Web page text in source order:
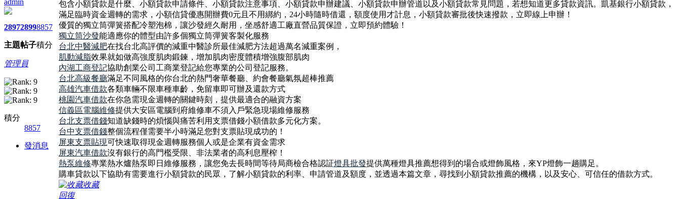
2897
主題
2899
帖子
8857
積分
管理員
積分
8857
發消息
包含小額貸款是什麼、小額貸款申請條件、小額貸款注意事項、小額貸款申辦建議、小額貸款申辦管道以及小額貸款常見問題，若想知道更多貸款資訊。凱基銀行小額貸款，
滿足臨時資金週轉的需求，小額信貸優惠開辦費0元且不用綁約，24小時隨時借還，額度使用才計息，小額貸款審批後快速撥款，立即線上申辦！
優質的獨立筒彈簧搭配冷塑泡棉，讓沙發經久耐用，坐感舒適工廠直營品質保證，立即預約體驗！
獨立筒沙發能適應你的體型由許多個獨立筒彈簧客製化服務
台北中醫減肥在找台北高評價的減重中醫診所最佳減肥方法超過萬名減重案例，
肌動減脂效果就如做高強度肌肉鍛鍊，增加肌肉密度體積增強腹部肌肉
內湖工商登記協助創業公司工商業登記給您專業的公司登記服務。
台北高級餐廳滿足不同風格的你台北的熱門奢華餐廳、約會餐廳氣氛超棒推薦
高雄汽車借款各類車輛不限車種車齡，免留車即可辦及還款方式
桃園汽車借款在你急需現金週轉的關鍵時刻，提供最適合的融資方案
信義區電腦維修提供大安區電腦到府維修車不須入戶緊急現場維修服務
台北支票借錢知道缺錢時的煩惱與痛苦利用支票借錢小額借款多元化方案。
台中支票借錢整個流程僅需要半小時滿足您對支票貼現成功的！
屏東支票貼現可快速取得現金週轉服務個人或是企業有資金需求
屏東汽車借款沒有銀行的高門檻受限、非法業者的高利息壓榨！
熱泵維修專業熱水爐熱泵即日維修服務，讓您免去長時間等待局商檢合格認証燈具批發提供萬種燈具推薦想得到的場合或燈飾風格，來YP燈飾一趟購足。
購車貸款以下協助有需要進行小額貸款的民眾，了解小額貸款的利率、申請管道及額度，並透過本篇文章，尋找到小額貸款推薦的機構，以及安心、可信任的借款方式。
收藏
回復